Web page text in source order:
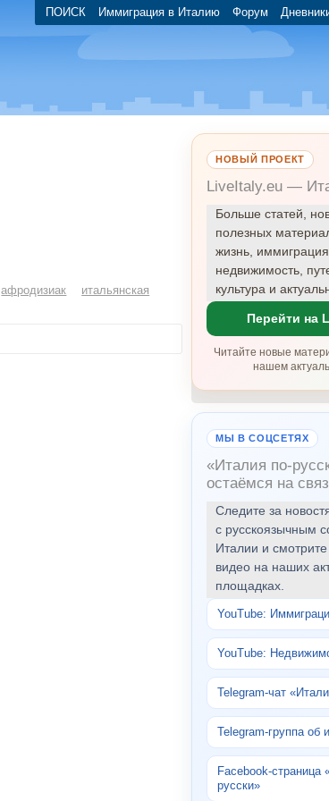
ПОИСК Иммиграция в Италию Форум
афродизиак
итальянская
НОВЫЙ ПРОЕКТ
LiveItaly.eu —
Больше статей,
полезных
жизнь, иммиграция,
недвижимость,
культура и
Перейти на
Читайте новые
нашем
МЫ В СОЦСЕТЯХ
«Италия по-
остаёмся на
Следите за
с русскоязычным
Италии и
видео на наших
площадках.
YouTube:
YouTube:
Telegram-чат
Telegram-группа об
Facebook-страница
русски»